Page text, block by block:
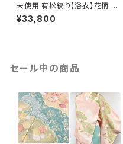
未使用 有松絞り【浴衣】花柄 綿
有松鳴海絞り 黄緑 緑 ライム 白
063
¥33,800
セール中の商品